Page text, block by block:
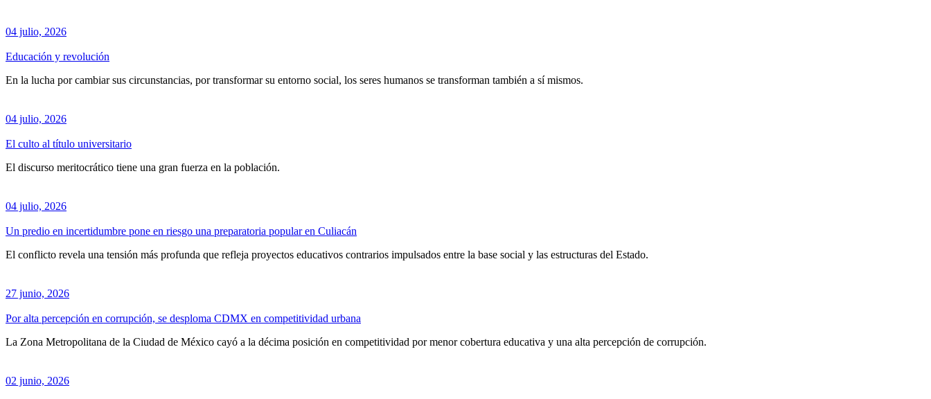
04 julio, 2026
Educación y revolución
En la lucha por cambiar sus circunstancias, por transformar su entorno social, los seres humanos se transforman también a sí mismos.
04 julio, 2026
El culto al título universitario
El discurso meritocrático tiene una gran fuerza en la población.
04 julio, 2026
Un predio en incertidumbre pone en riesgo una preparatoria popular en Culiacán
El conflicto revela una tensión más profunda que refleja proyectos educativos contrarios impulsados entre la base social y las estructuras del Estado.
27 junio, 2026
Por alta percepción en corrupción, se desploma CDMX en competitividad urbana
La Zona Metropolitana de la Ciudad de México cayó a la décima posición en competitividad por menor cobertura educativa y una alta percepción de corrupción.
02 junio, 2026